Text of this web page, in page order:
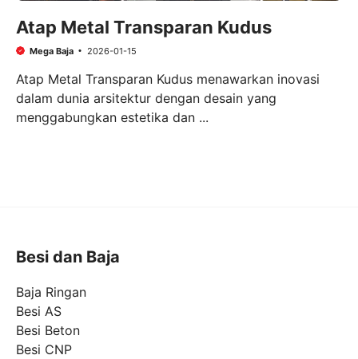
Atap Metal Transparan Kudus
Mega Baja 2026-01-15
Atap Metal Transparan Kudus menawarkan inovasi
dalam dunia arsitektur dengan desain yang
menggabungkan estetika dan ...
Besi dan Baja
Baja Ringan
Besi AS
Besi Beton
Besi CNP